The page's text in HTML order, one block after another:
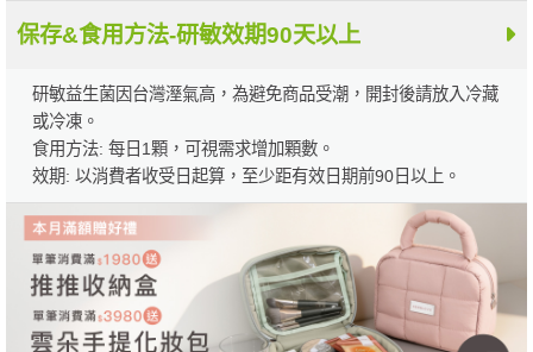
保存&食用方法-研敏效期90天以上
研敏益生菌因台灣溼氣高，為避免商品受潮，開封後請放入冷藏
或冷凍。
食用方法: 每日1顆，可視需求增加顆數。
效期: 以消費者收受日起算，至少距有效日期前90日以上。